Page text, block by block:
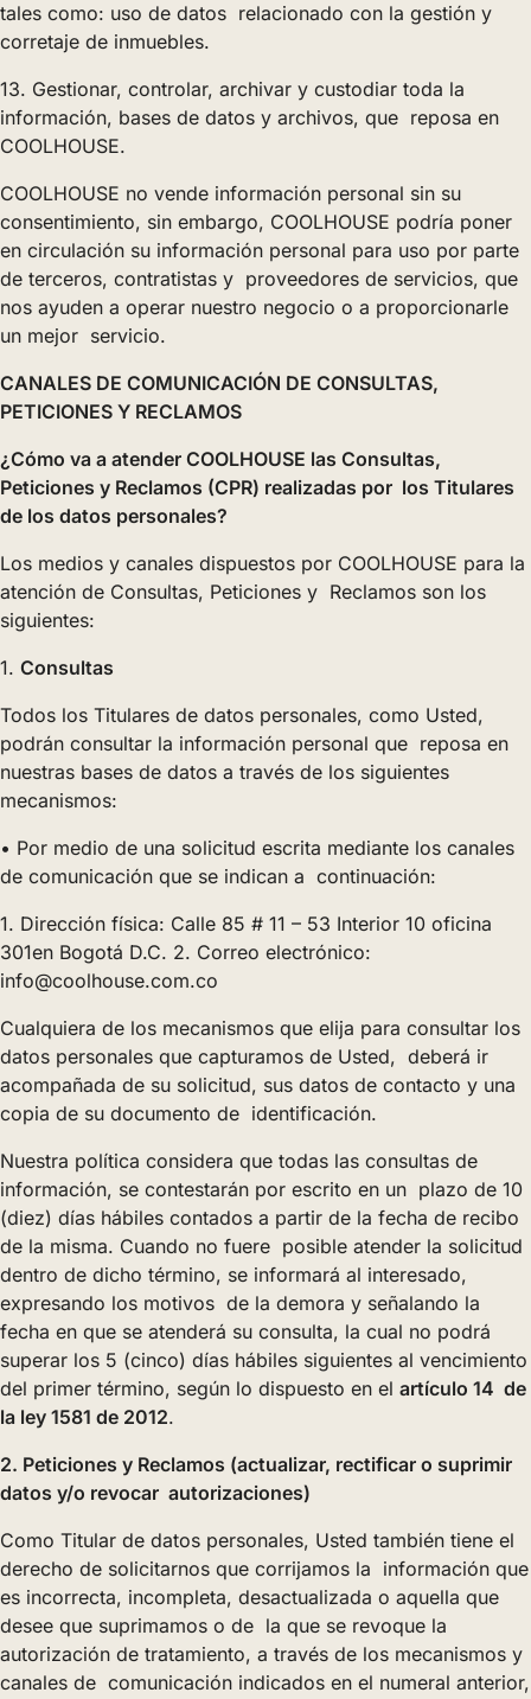
tales como: uso de datos relacionado con la gestión y
corretaje de inmuebles.
13. Gestionar, controlar, archivar y custodiar toda la
información, bases de datos y archivos, que reposa en
COOLHOUSE.
COOLHOUSE no vende información personal sin su
consentimiento, sin embargo, COOLHOUSE podría poner
en circulación su información personal para uso por parte
de terceros, contratistas y proveedores de servicios, que
nos ayuden a operar nuestro negocio o a proporcionarle
un mejor servicio.
CANALES DE COMUNICACIÓN DE CONSULTAS,
PETICIONES Y RECLAMOS
¿Cómo va a atender COOLHOUSE las Consultas,
Peticiones y Reclamos (CPR) realizadas por los Titulares
de los datos personales?
Los medios y canales dispuestos por COOLHOUSE para la
atención de Consultas, Peticiones y Reclamos son los
siguientes:
1. Consultas
Todos los Titulares de datos personales, como Usted,
podrán consultar la información personal que reposa en
nuestras bases de datos a través de los siguientes
mecanismos:
• Por medio de una solicitud escrita mediante los canales
de comunicación que se indican a continuación:
1. Dirección física: Calle 85 # 11 – 53 Interior 10 oficina
301en Bogotá D.C. 2. Correo electrónico:
info@coolhouse.com.co
Cualquiera de los mecanismos que elija para consultar los
datos personales que capturamos de Usted, deberá ir
acompañada de su solicitud, sus datos de contacto y una
copia de su documento de identificación.
Nuestra política considera que todas las consultas de
información, se contestarán por escrito en un plazo de 10
(diez) días hábiles contados a partir de la fecha de recibo
de la misma. Cuando no fuere posible atender la solicitud
dentro de dicho término, se informará al interesado,
expresando los motivos de la demora y señalando la
fecha en que se atenderá su consulta, la cual no podrá
superar los 5 (cinco) días hábiles siguientes al vencimiento
del primer término, según lo dispuesto en el artículo 14 de
la ley 1581 de 2012.
2. Peticiones y Reclamos (actualizar, rectificar o suprimir
datos y/o revocar autorizaciones)
Como Titular de datos personales, Usted también tiene el
derecho de solicitarnos que corrijamos la información que
es incorrecta, incompleta, desactualizada o aquella que
desee que suprimamos o de la que se revoque la
autorización de tratamiento, a través de los mecanismos y
canales de comunicación indicados en el numeral anterior,